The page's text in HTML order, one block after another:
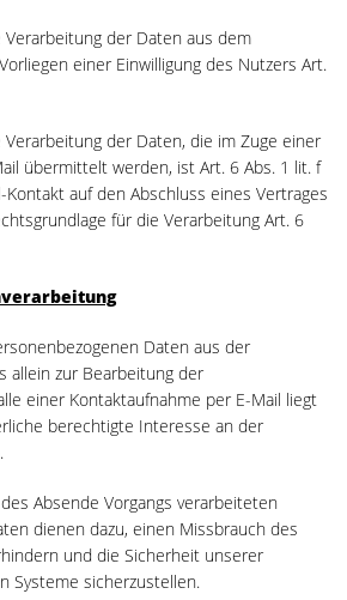
Verarbeitung der Daten aus dem
einer Einwilligung des Nutzers Art.
der Daten, die im Zuge einer
übermittelt werden, ist Art. 6 Abs. 1 lit. f
Kontakt auf den Abschluss eines Vertrages
für die Verarbeitung Art. 6
Daten aus der
allein zur Bearbeitung der
einer Kontaktaufnahme per E-Mail liegt
berechtigte Interesse an der
Absende Vorgangs verarbeiteten
dienen dazu, einen Missbrauch des
und die Sicherheit unserer
Systeme sicherzustellen.